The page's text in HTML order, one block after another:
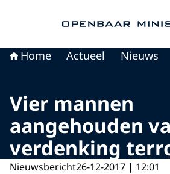
Home Actueel Nieuws
Vier mannen
aangehouden
verdenking
Nieuwsbericht26-12-2017 | 12:01